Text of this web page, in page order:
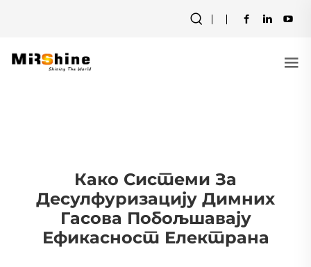
Како Системи За
Десулфуризацију Димних
Гасова Побољшавају
Ефикасност Електрана